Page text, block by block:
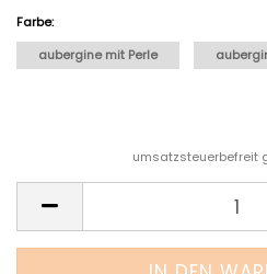
Farbe:
aubergine mit Perle
umsatzsteuerbefreit